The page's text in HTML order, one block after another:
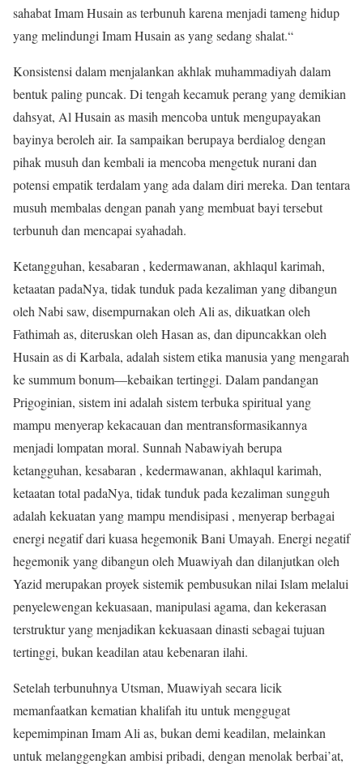
sahabat Imam Husain as terbunuh karena menjadi tameng hidup
yang melindungi Imam Husain as yang sedang shalat.“
Konsistensi dalam menjalankan akhlak muhammadiyah dalam
bentuk paling puncak. Di tengah kecamuk perang yang demikian
dahsyat, Al Husain as masih mencoba untuk mengupayakan
bayinya beroleh air. Ia sampaikan berupaya berdialog dengan
pihak musuh dan kembali ia mencoba mengetuk nurani dan
potensi empatik terdalam yang ada dalam diri mereka. Dan tentara
musuh membalas dengan panah yang membuat bayi tersebut
terbunuh dan mencapai syahadah.
Ketangguhan, kesabaran , kedermawanan, akhlaqul karimah,
ketaatan padaNya, tidak tunduk pada kezaliman yang dibangun
oleh Nabi saw, disempurnakan oleh Ali as, dikuatkan oleh
Fathimah as, diteruskan oleh Hasan as, dan dipuncakkan oleh
Husain as di Karbala, adalah sistem etika manusia yang mengarah
ke summum bonum—kebaikan tertinggi. Dalam pandangan
Prigoginian, sistem ini adalah sistem terbuka spiritual yang
mampu menyerap kekacauan dan mentransformasikannya
menjadi lompatan moral. Sunnah Nabawiyah berupa
ketangguhan, kesabaran , kedermawanan, akhlaqul karimah,
ketaatan total padaNya, tidak tunduk pada kezaliman sungguh
adalah kekuatan yang mampu mendisipasi , menyerap berbagai
energi negatif dari kuasa hegemonik Bani Umayah. Energi negatif
hegemonik yang dibangun oleh Muawiyah dan dilanjutkan oleh
Yazid merupakan proyek sistemik pembusukan nilai Islam melalui
penyelewengan kekuasaan, manipulasi agama, dan kekerasan
terstruktur yang menjadikan kekuasaan dinasti sebagai tujuan
tertinggi, bukan keadilan atau kebenaran ilahi.
Setelah terbunuhnya Utsman, Muawiyah secara licik
memanfaatkan kematian khalifah itu untuk menggugat
kepemimpinan Imam Ali as, bukan demi keadilan, melainkan
untuk melanggengkan ambisi pribadi, dengan menolak berbai’at,